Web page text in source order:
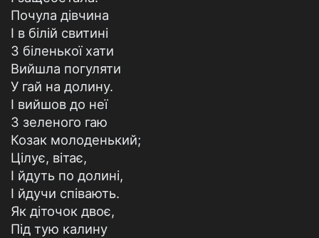
Почула дівчина
І в білій свитині
З біленької хати
Вийшла погуляти
У гай на долину.
І вийшов до неї
З зеленого гаю
Козак молоденький;
Цілує, вітає,
І йдуть по долині,
І йдучи співають.
Як діточок двоє,
Під тую калину